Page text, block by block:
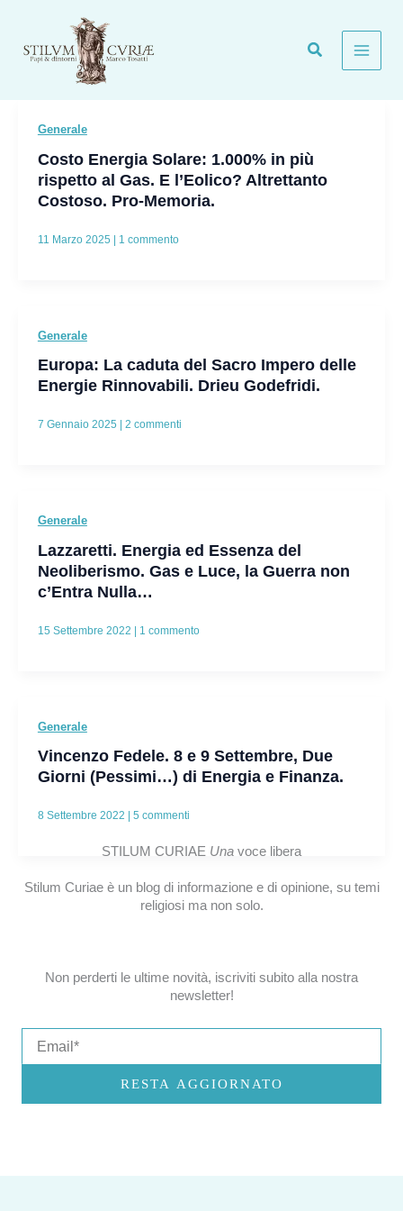
contenuto
Generale
Costo Energia Solare: 1.000% in più
rispetto al Gas. E l’Eolico? Altrettanto
Costoso. Pro-Memoria.
11 Marzo 2025 | 1 commento
Generale
Europa: La caduta del Sacro Impero delle
Energie Rinnovabili. Drieu Godefridi.
7 Gennaio 2025 2 commenti
Generale
Lazzaretti. Energia ed Essenza del
Neoliberismo. Gas e Luce, la Guerra non
c’Entra Nulla…
15 Settembre 2022 | 1 commento
Generale
Vincenzo Fedele. 8 e 9 Settembre, Due
Giorni (Pessimi…) di Energia e Finanza.
8 Settembre 2022 5 commenti
STILUM CURIAE Una voce libera
Stilum Curiae è un blog di informazione e di opinione, su temi
religiosi ma non solo.
Non perderti le ultime novità, iscriviti subito alla nostra
newsletter!
RESTA AGGIORNATO